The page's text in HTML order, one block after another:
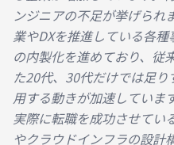
ンジニアの不足が挙げられ
業やDXを推進している各
の内製化を進めており、従
た20代、30代だけでは足
用する動きが加速しています
実際に転職を成功させてい
やクラウドインフラの設計